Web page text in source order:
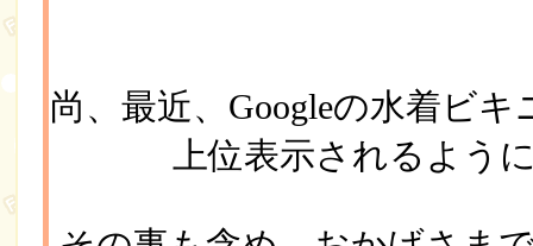
尚、最近、Googleの水着ビ
上位表示されるよう